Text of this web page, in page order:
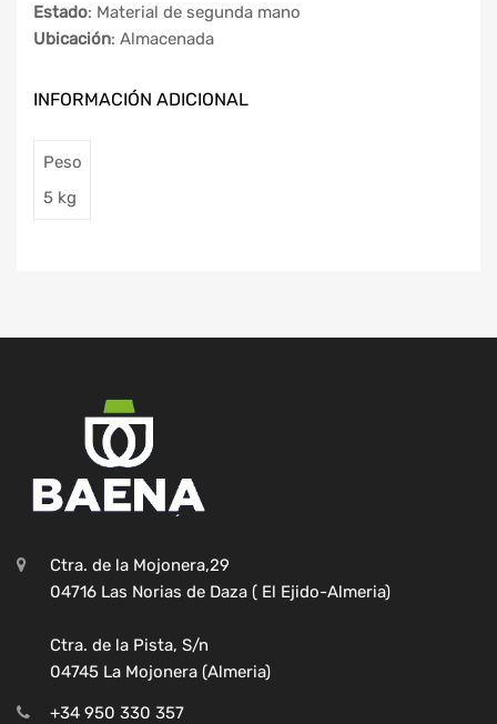
Estado: Material de segunda mano
Ubicación: Almacenada
INFORMACIÓN ADICIONAL
Peso
5 kg
Ctra. de la Mojonera,29
04716 Las Norias de Daza ( El Ejido-Almeria)
Ctra. de la Pista, S/n
04745 La Mojonera (Almeria)
+34 950 330 357